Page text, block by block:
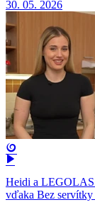
30. 05. 2026
Heidi a LEGOLAS
vďaka Bez